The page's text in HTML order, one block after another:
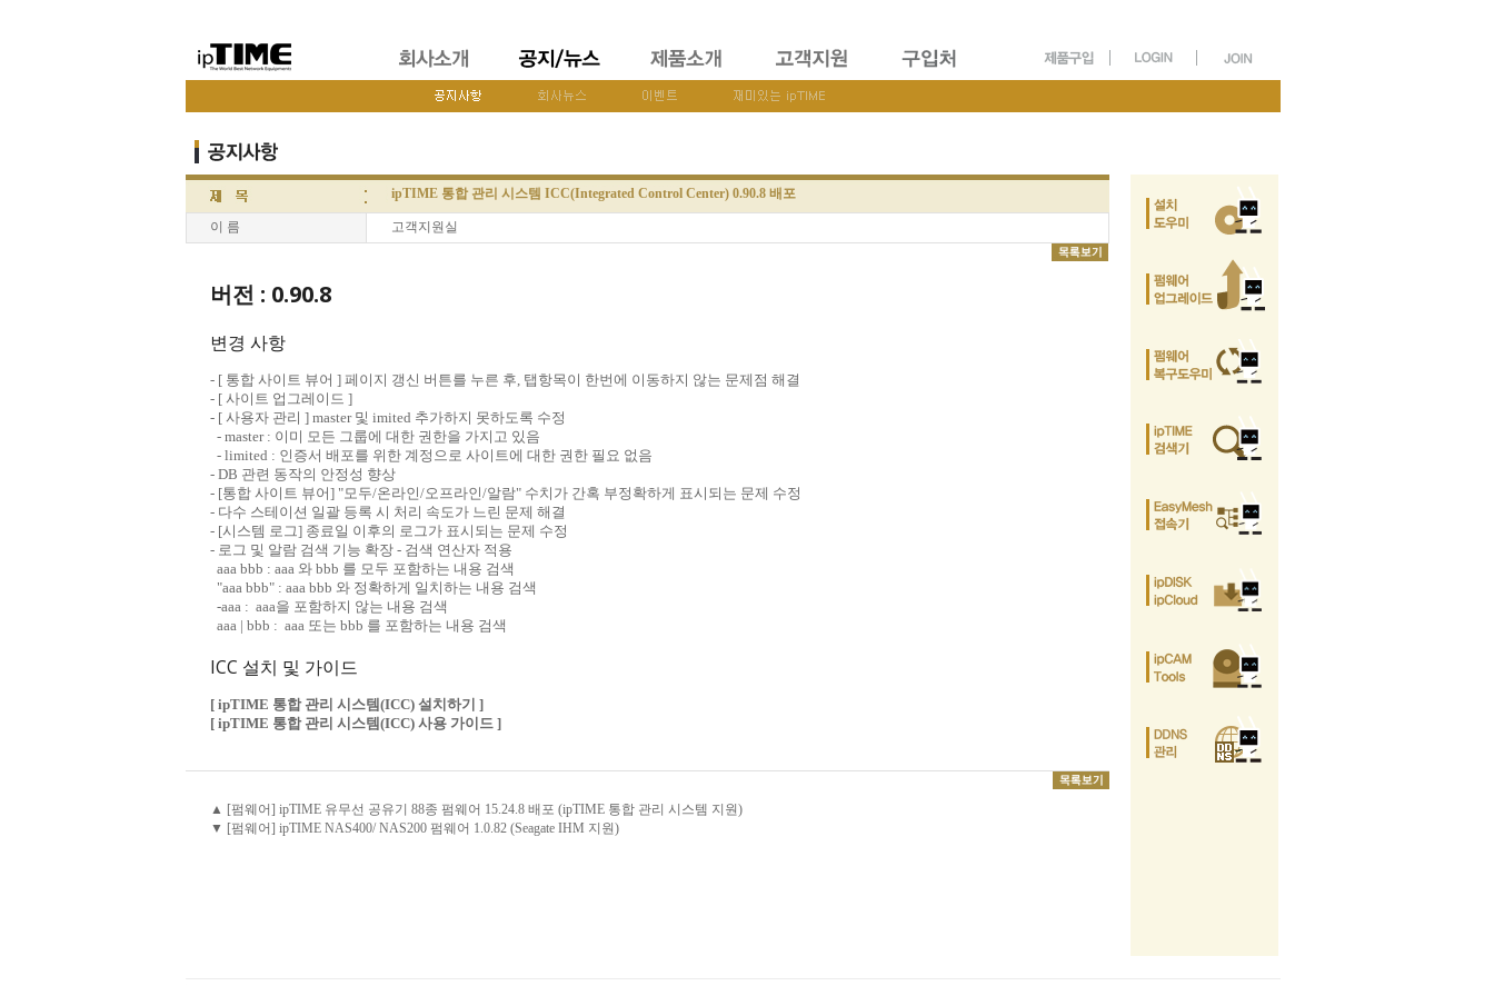
ipTIME 통합 관리 시스템 ICC(Integrated Control Center) 0.90.8 배포
이 름 고객지원실
버전 : 0.90.8
변경 사항
- [ 통합 사이트 뷰어 ] 페이지 갱신 버튼를 누른 후, 탭항목이 한번에 이동하지 않는 문제점 해결
- [ 사이트 업그레이드 ]
- [ 사용자 관리 ] master 및 imited 추가하지 못하도록 수정
- master : 이미 모든 그룹에 대한 권한을 가지고 있음
- limited : 인증서 배포를 위한 계정으로 사이트에 대한 권한 필요 없음
- DB 관련 동작의 안정성 향상
- [통합 사이트 뷰어] "모두/온라인/오프라인/알람" 수치가 간혹 부정확하게 표시되는 문제 수정
- 다수 스테이션 일괄 등록 시 처리 속도가 느린 문제 해결
- [시스템 로그] 종료일 이후의 로그가 표시되는 문제 수정
- 로그 및 알람 검색 기능 확장 - 검색 연산자 적용
aaa bbb : aaa 와 bbb 를 모두 포함하는 내용 검색
"aaa bbb" : aaa bbb 와 정확하게 일치하는 내용 검색
-aaa : aaa을 포함하지 않는 내용 검색
aaa | bbb : aaa 또는 bbb 를 포함하는 내용 검색
ICC 설치 및 가이드
[ ipTIME 통합 관리 시스템(ICC) 설치하기 ]
[ ipTIME 통합 관리 시스템(ICC) 사용 가이드 ]
▲ [펌웨어] ipTIME 유무선 공유기 88종 펌웨어 15.24.8 배포 (ipTIME 통합 관리 시스템 지원)
▼ [펌웨어] ipTIME NAS400/ NAS200 펌웨어 1.0.82 (Seagate IHM 지원)